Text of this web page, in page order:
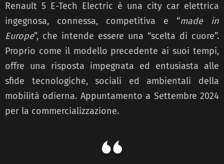
Renault 5 E-Tech Electric è una city car elettrica
ingegnosa, connessa, competitiva e “made in
Europe”, che intende essere una “scelta di cuore”.
Proprio come il modello precedente ai suoi tempi,
offre una risposta impegnata ed entusiasta alle
sfide tecnologiche, sociali ed ambientali della
mobilità odierna. Appuntamento a Settembre 2024
per la commercializzazione.